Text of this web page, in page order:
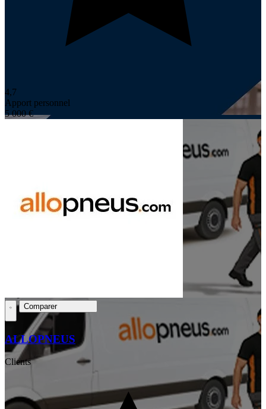
4,7
Apport personnel
5 000 €
Comparer
ALLOPNEUS
Clients